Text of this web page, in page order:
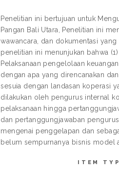
Penelitian ini bertujuan untuk
Pangan Bali Utara, Penelitian ini
wawancara, dan dokumentasi
penelitian ini menunjukan bahwa
Pelaksanaan pengelolaan
dengan apa yang direncanakan
sesuia dengan landasan koperasi
dilakukan oleh pengurus internal
pelaksanaan hingga
dan pertanggungjawaban
mengenai penggelapan dan
belum sempurnanya bisnis model
ITEM